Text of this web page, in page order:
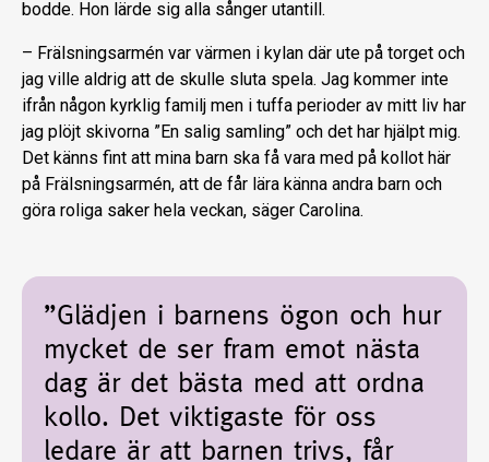
bodde. Hon lärde sig alla sånger utantill.
– Frälsningsarmén var värmen i kylan där ute på torget och
jag ville aldrig att de skulle sluta spela. Jag kommer inte
ifrån någon kyrklig familj men i tuffa perioder av mitt liv har
jag plöjt skivorna ”En salig samling” och det har hjälpt mig.
Det känns fint att mina barn ska få vara med på kollot här
på Frälsningsarmén, att de får lära känna andra barn och
göra roliga saker hela veckan, säger Carolina.
”Glädjen i barnens ögon och hur
mycket de ser fram emot nästa
dag är det bästa med att ordna
kollo. Det viktigaste för oss
ledare är att barnen trivs, får